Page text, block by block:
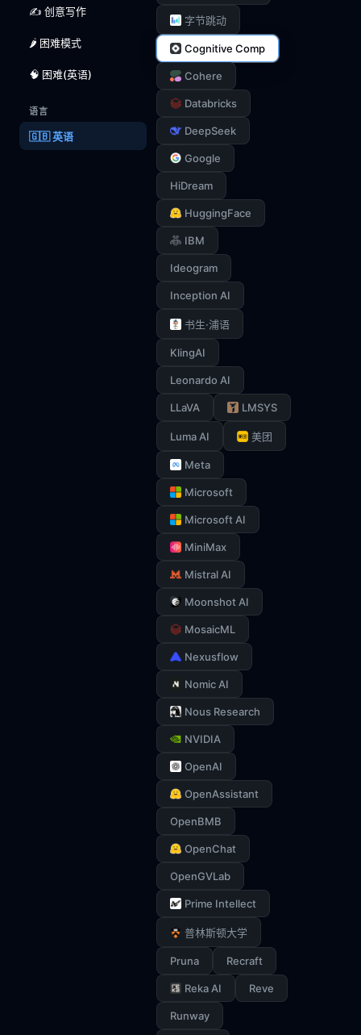
✍️ 创意写作
🌶️ 困难模式
🧠 困难(英语)
语言
🇬🇧 英语
字节跳动
Cognitive Comp
Cohere
Databricks
DeepSeek
Google
HiDream
HuggingFace
IBM
Ideogram
Inception AI
书生·浦语
KlingAI
Leonardo AI
LLaVA LMSYS
Luma AI 美团
Meta
Microsoft
Microsoft AI
MiniMax
Mistral AI
Moonshot AI
MosaicML
Nexusflow
Nomic AI
Nous Research
NVIDIA
OpenAI
OpenAssistant
OpenBMB
OpenChat
OpenGVLab
Prime Intellect
普林斯顿大学
Pruna Recraft
Reka AI Reve
Runway